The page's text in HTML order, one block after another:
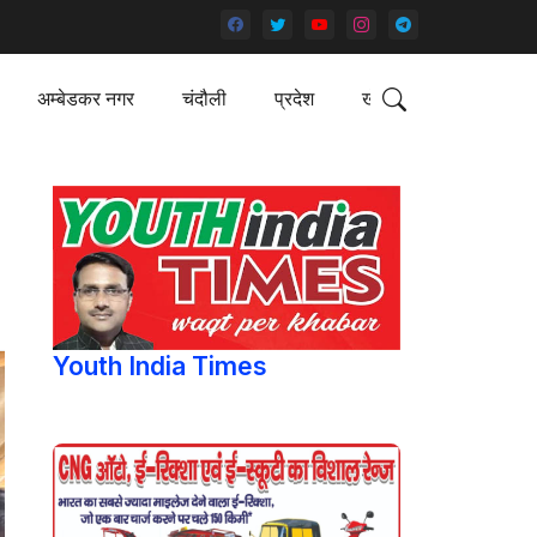
अम्बेडकर नगर चंदौली प्रदेश खेल
Youth India Times